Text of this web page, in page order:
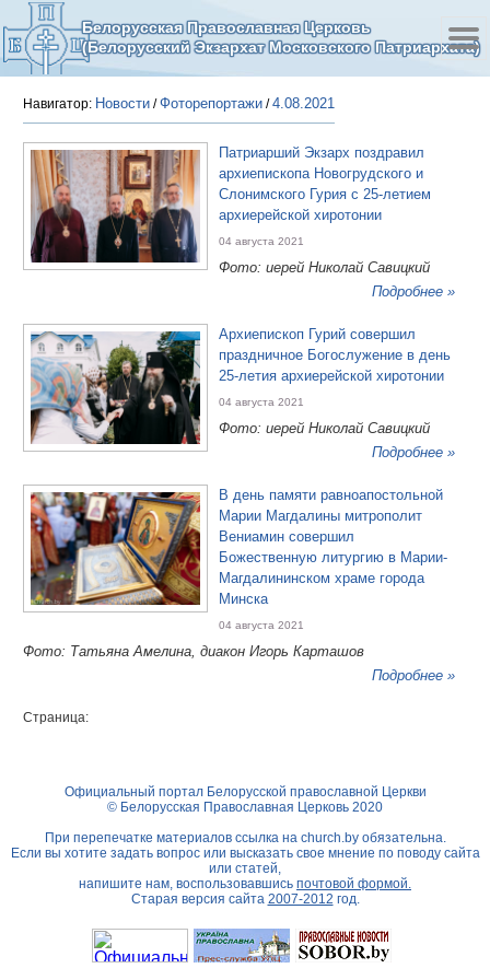
Белорусская Православная Церковь
(Белорусский Экзархат Московского Патриархата)
Навигатор: Новости /Фоторепортажи /4.08.2021
Патриарший Экзарх поздравил
архиепископа Новогрудского и
Слонимского Гурия с 25-летием
архиерейской хиротонии
04 августа 2021
Фото: иерей Николай Савицкий
Подробнее »
Архиепископ Гурий совершил
праздничное Богослужение в день
25-летия архиерейской хиротонии
04 августа 2021
Фото: иерей Николай Савицкий
Подробнее »
В день памяти равноапостольной
Марии Магдалины митрополит
Вениамин совершил
Божественную литургию в Марии-
Магдалининском храме города
Минска
04 августа 2021
Фото: Татьяна Амелина, диакон Игорь Карташов
Подробнее »
Страница:
Официальный портал Белорусской православной Церкви
© Белорусская Православная Церковь 2020
При перепечатке материалов ссылка на church.byобязательна.
Если вы хотите задать вопрос или высказать свое мнение по поводу сайта
или статей,
напишите нам, воспользовавшись почтовой формой.
Старая версия сайта 2007-2012 год.